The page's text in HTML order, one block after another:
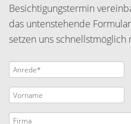
Besichtigungstermin
das untenstehende
setzen uns